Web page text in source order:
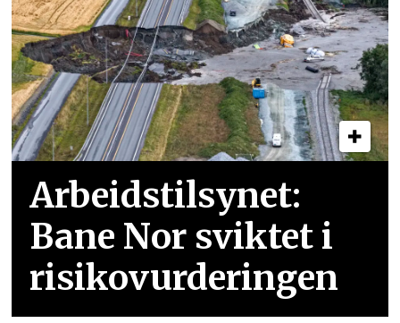
Arbeidstilsynet:
Bane Nor sviktet i
risikovurderingen